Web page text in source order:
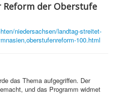
der Oberstufe
niedersachsen/landtag-streitet-
100.html
das Thema aufgegriffen. Der
und das Programm widmet